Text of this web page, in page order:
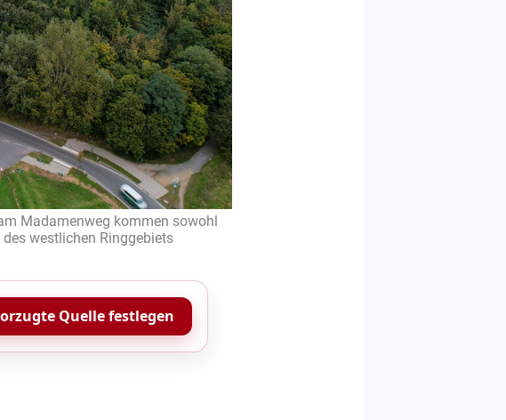
Madamenweg kommen sowohl
westlichen Ringgebiets
Quelle festlegen